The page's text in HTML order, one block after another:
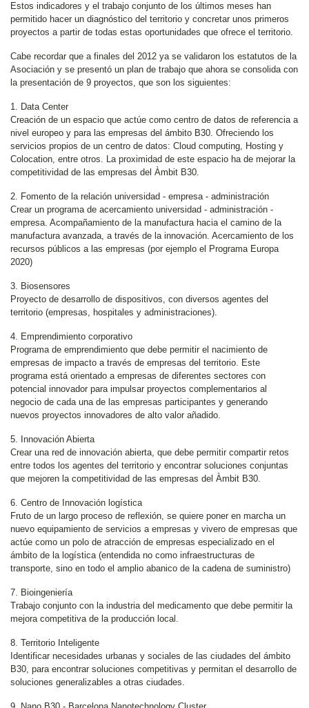
Estos indicadores y el trabajo conjunto de los últimos meses han
permitido hacer un diagnóstico del territorio y concretar unos primeros
proyectos a partir de todas estas oportunidades que ofrece el territorio.
Cabe recordar que a finales del 2012 ya se validaron los estatutos de la
Asociación y se presentó un plan de trabajo que ahora se consolida con
la presentación de 9 proyectos, que son los siguientes:
1. Data Center
Creación de un espacio que actúe como centro de datos de referencia a
nivel europeo y para las empresas del ámbito B30. Ofreciendo los
servicios propios de un centro de datos: Cloud computing, Hosting y
Colocation, entre otros. La proximidad de este espacio ha de mejorar la
competitividad de las empresas del Àmbit B30.
2. Fomento de la relación universidad - empresa - administración
Crear un programa de acercamiento universidad - administración -
empresa. Acompañamiento de la manufactura hacia el camino de la
manufactura avanzada, a través de la innovación. Acercamiento de los
recursos públicos a las empresas (por ejemplo el Programa Europa
2020)
3. Biosensores
Proyecto de desarrollo de dispositivos, con diversos agentes del
territorio (empresas, hospitales y administraciones).
4. Emprendimiento corporativo
Programa de emprendimiento que debe permitir el nacimiento de
empresas de impacto a través de empresas del territorio. Este
programa está orientado a empresas de diferentes sectores con
potencial innovador para impulsar proyectos complementarios al
negocio de cada una de las empresas participantes y generando
nuevos proyectos innovadores de alto valor añadido.
5. Innovación Abierta
Crear una red de innovación abierta, que debe permitir compartir retos
entre todos los agentes del territorio y encontrar soluciones conjuntas
que mejoren la competitividad de las empresas del Àmbit B30.
6. Centro de Innovación logística
Fruto de un largo proceso de reflexión, se quiere poner en marcha un
nuevo equipamiento de servicios a empresas y vivero de empresas que
actúe como un polo de atracción de empresas especializado en el
ámbito de la logística (entendida no como infraestructuras de
transporte, sino en todo el amplio abanico de la cadena de suministro)
7. Bioingeniería
Trabajo conjunto con la industria del medicamento que debe permitir la
mejora competitiva de la producción local.
8. Territorio Inteligente
Identificar necesidades urbanas y sociales de las ciudades del ámbito
B30, para encontrar soluciones competitivas y permitan el desarrollo de
soluciones generalizables a otras ciudades.